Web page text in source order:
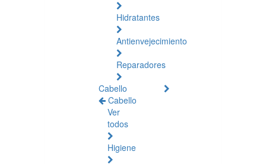
Hidratantes
Antienvejecimiento
Reparadores
Cabello
Cabello
Ver
todos
Higiene